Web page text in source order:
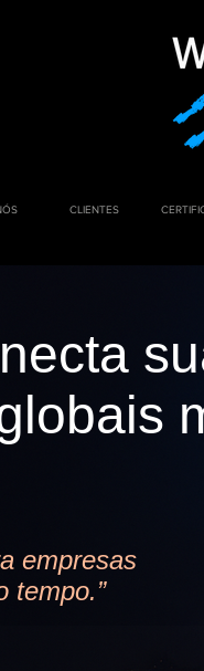
CLIENTES
empresas
tempo.”